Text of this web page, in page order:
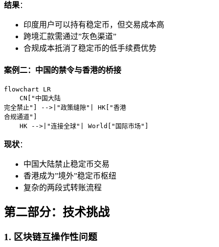
结果：
印度用户可以持有稳定币，但交易成本高
跨境汇款需通过”灰色渠道”
合规成本抵消了稳定币的低手续费优势
案例二：中国的禁令与香港的桥接
flowchart LR
    CN["中国大陆
完全禁止"] -->|"政策缝隙"| HK["香港
合规通道"]
    HK -->|"连接全球"| World["国际市场"]
现状：
中国大陆禁止稳定币交易
香港成为”境外”稳定币枢纽
复杂的两段式转账流程
第二部分：技术挑战
1. 区块链互操作性问题